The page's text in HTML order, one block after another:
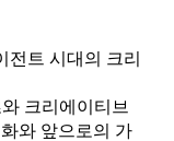
전트 시대의 크리
크리에이티브
와 앞으로의 가